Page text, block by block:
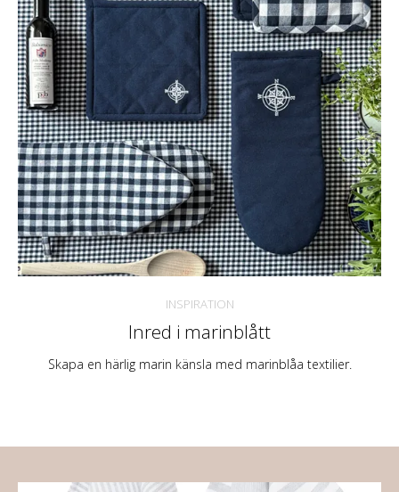
INSPIRATION
Inred i marinblått
Skapa en härlig marin känsla med marinblåa textilier.